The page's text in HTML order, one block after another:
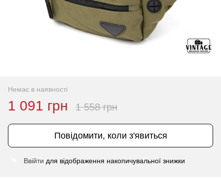
Немає в наявності
1 091 грн 1 558 грн
Повідомити, коли з'явиться
Ввійти для відображення накопичувальної знижки